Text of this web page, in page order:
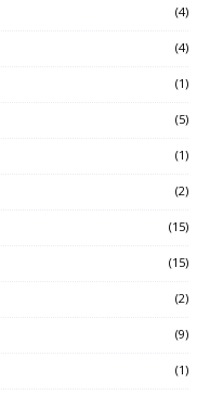
(4)
(4)
(1)
(5)
(1)
(2)
(15)
(15)
(2)
(9)
(1)